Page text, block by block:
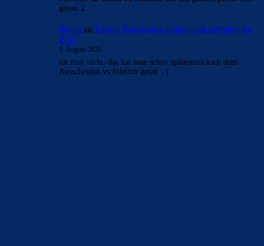
- Anzeige -
AKTUELLE USER-KOMMENTARE